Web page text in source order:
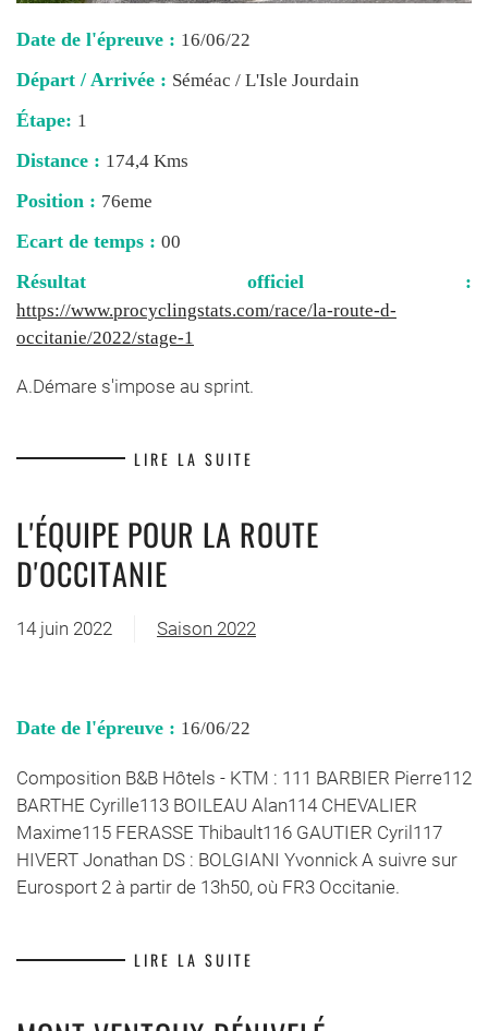
Date de l'épreuve : 16/06/22
Départ / Arrivée : Séméac / L'Isle Jourdain
Étape: 1
Distance : 174,4 Kms
Position : 76eme
Ecart de temps : 00
Résultat officiel :
https://www.procyclingstats.com/race/la-route-d-
occitanie/2022/stage-1
A.Démare s'impose au sprint.
LIRE LA SUITE
L'ÉQUIPE POUR LA ROUTE
D'OCCITANIE
14 juin 2022 Saison 2022
Date de l'épreuve : 16/06/22
Composition B&B Hôtels - KTM : 111 BARBIER Pierre112
BARTHE Cyrille113 BOILEAU Alan114 CHEVALIER
Maxime115 FERASSE Thibault116 GAUTIER Cyril117
HIVERT Jonathan DS : BOLGIANI Yvonnick A suivre sur
Eurosport 2 à partir de 13h50, où FR3 Occitanie.
LIRE LA SUITE